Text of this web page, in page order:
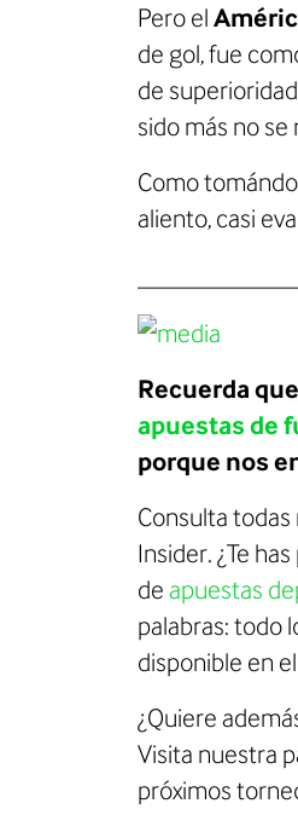
Pero el
de gol, fue
de
sido más no se
Como
aliento, casi
Recuerda
apuestas de
porque nos
Consulta
Insider. ¿Te
de apuestas
palabras: todo
disponible en
¿Quiere
Visita nuestra
próximos